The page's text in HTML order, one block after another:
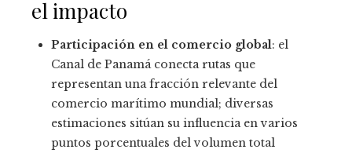
el impacto
Participación en el comercio global: el
Canal de Panamá conecta rutas que
representan una fracción relevante del
comercio marítimo mundial; diversas
estimaciones sitúan su influencia en varios
puntos porcentuales del volumen total